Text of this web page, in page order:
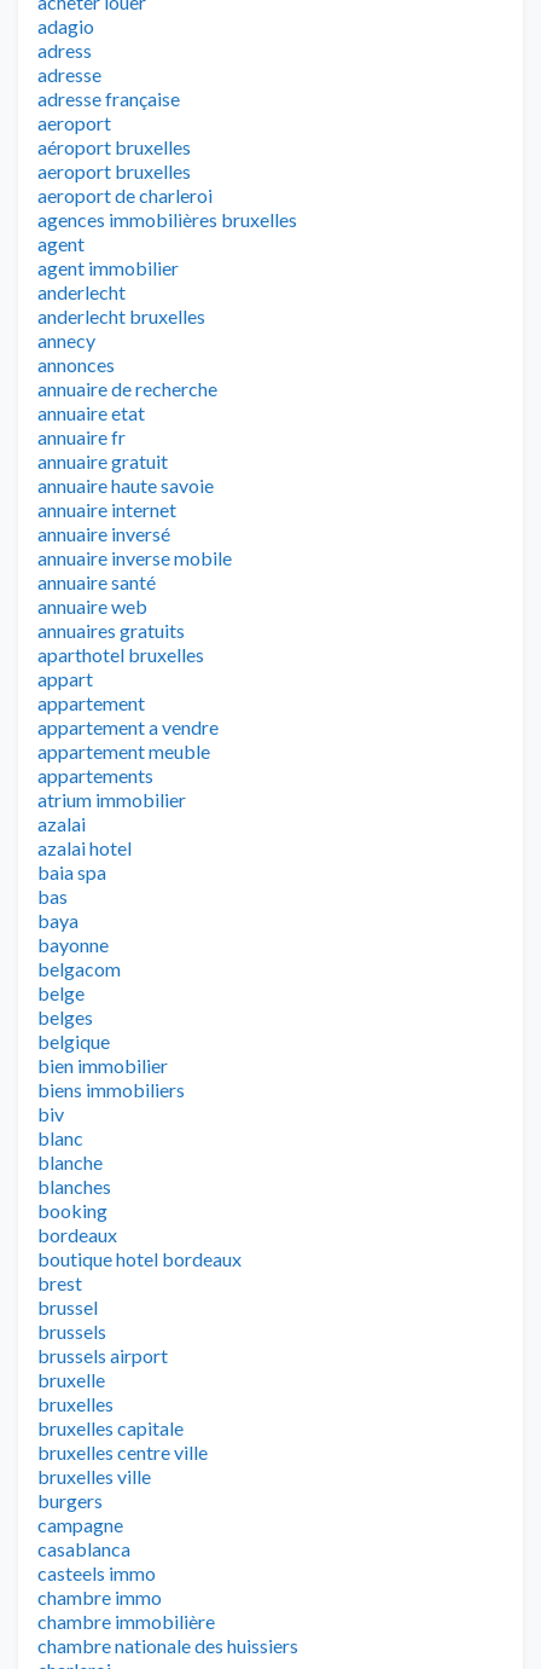
adagio
adress
adresse
adresse française
aeroport
aéroport bruxelles
aeroport bruxelles
aeroport de charleroi
agences immobilières bruxelles
agent
agent immobilier
anderlecht
anderlecht bruxelles
annecy
annonces
annuaire de recherche
annuaire etat
annuaire fr
annuaire gratuit
annuaire haute savoie
annuaire internet
annuaire inversé
annuaire inverse mobile
annuaire santé
annuaire web
annuaires gratuits
aparthotel bruxelles
appart
appartement
appartement a vendre
appartement meuble
appartements
atrium immobilier
azalai
azalai hotel
baia spa
bas
baya
bayonne
belgacom
belge
belges
belgique
bien immobilier
biens immobiliers
biv
blanc
blanche
blanches
booking
bordeaux
boutique hotel bordeaux
brest
brussel
brussels
brussels airport
bruxelle
bruxelles
bruxelles capitale
bruxelles centre ville
bruxelles ville
burgers
campagne
casablanca
casteels immo
chambre immo
chambre immobilière
chambre nationale des huissiers